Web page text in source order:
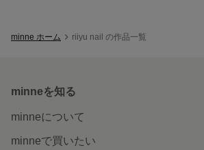
minne ホーム riiyu nail の作品一覧
minneを知る
minneについて
minneで買いたい